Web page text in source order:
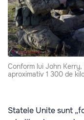
Conform lui John
aproximativ 1 300 de
Statele Unite sunt